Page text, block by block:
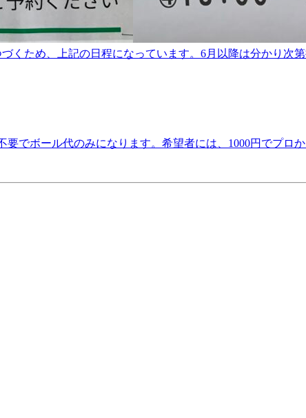
くため、上記の日程になっています。6月以降は分かり次第
でボール代のみになります。希望者には、1000円でプロ